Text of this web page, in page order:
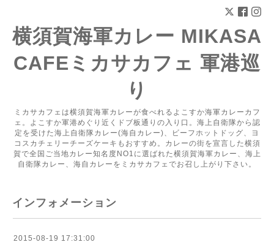
横須賀海軍カレー MIKASA
CAFEミカサカフェ 軍港巡
り
ミカサカフェは横須賀海軍カレーが食べれるよこすか海軍カレーカフ
ェ。よこすか軍港めぐり近くドブ板通りの入り口。海上自衛隊から認
定を受けた海上自衛隊カレー(海自カレー)、ビーフホットドッグ、ヨ
コスカチェリーチーズケーキもおすすめ。カレーの街を宣言した横須
賀で全国ご当地カレー知名度NO1に選ばれた横須賀海軍カレー、海上
自衛隊カレー、海自カレーをミカサカフェでお召し上がり下さい。
インフォメーション
2015-08-19 17:31:00